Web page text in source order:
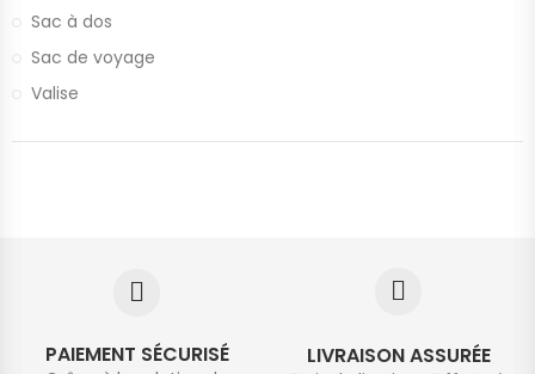
Sac à dos
Sac de voyage
Valise
PAIEMENT SÉCURISÉ LIVRAISON ASSURÉE